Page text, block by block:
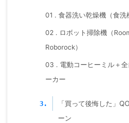
01 . 食器洗い乾燥機（食洗
02 . ロボット掃除機（
Roborock）
03 . 電動コーヒーミル＋全
ーカー
3.
「買って後悔した」
ーン